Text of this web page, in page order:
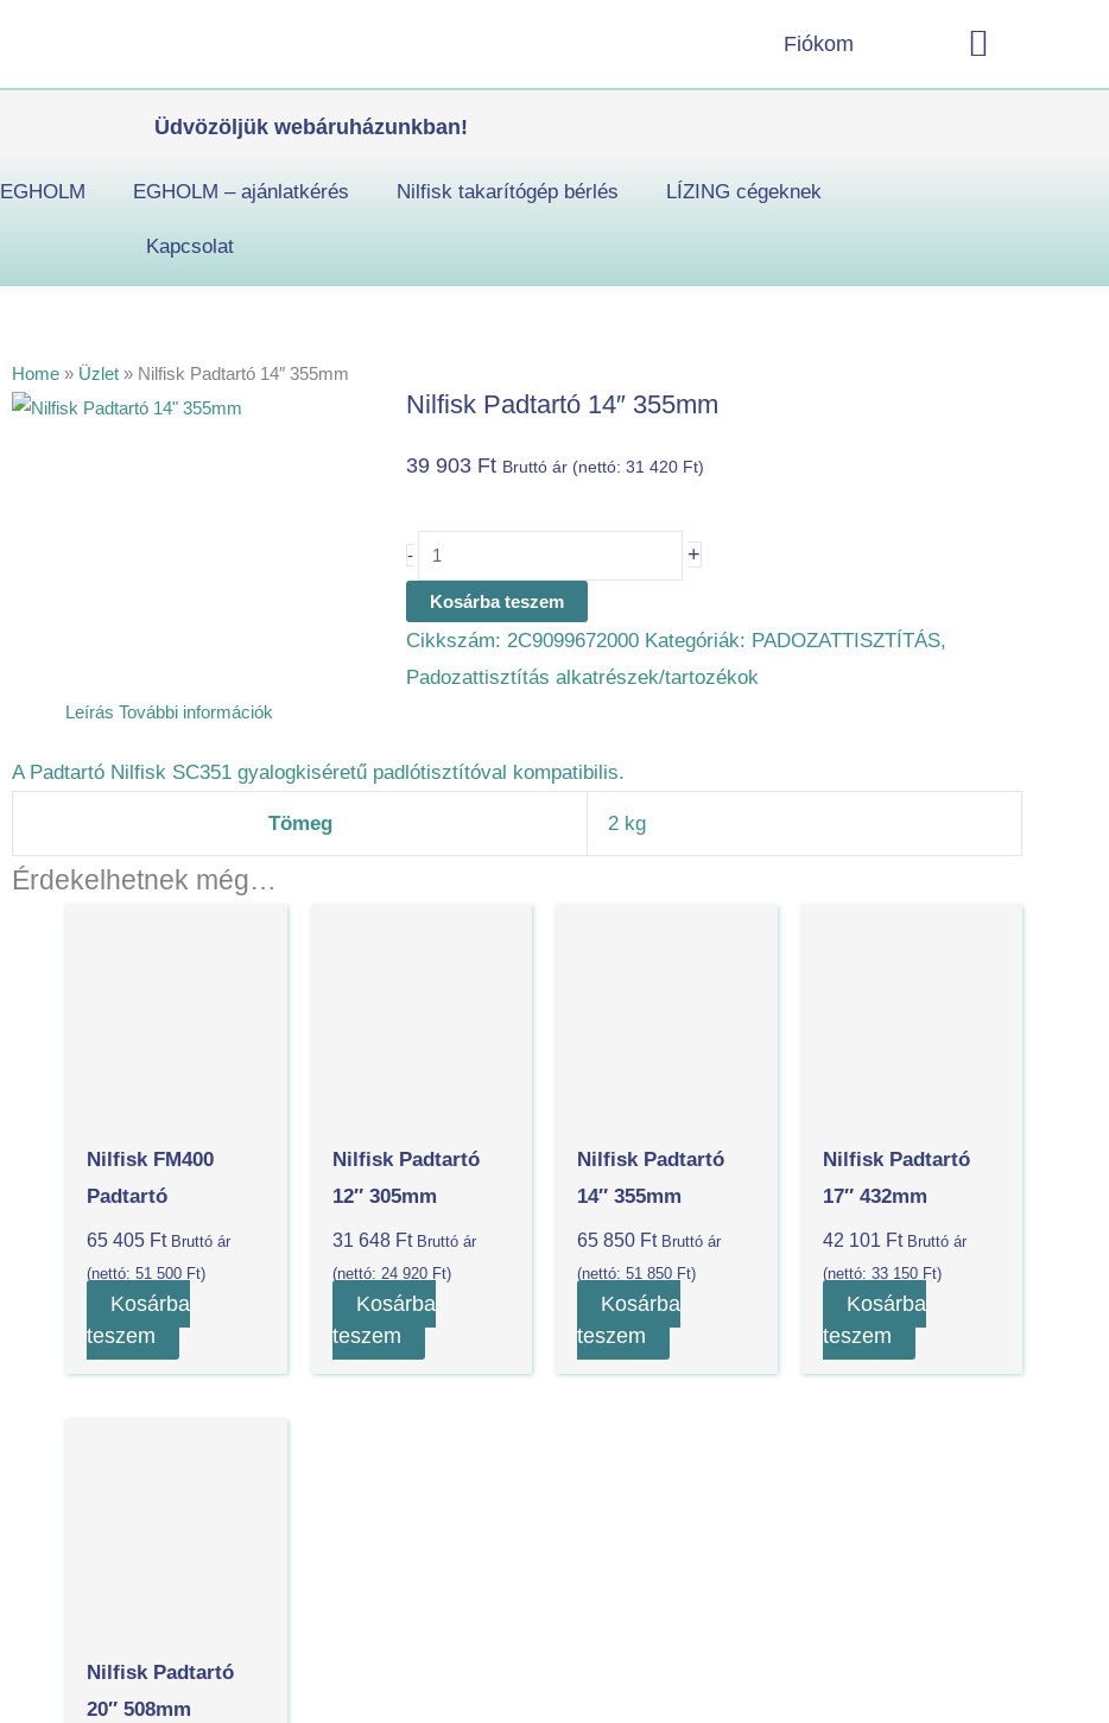
Fiókom Kosár
Üdvözöljük webáruházunkban!
EGHOLM EGHOLM – ajánlatkérés Nilfisk takarítógép bérlés LÍZING cégeknek
Kapcsolat
Home » Üzlet » Nilfisk Padtartó 14″ 355mm
Nilfisk Padtartó 14″ 355mm
39 903 Ft Bruttó ár (nettó: 31 420 Ft)
- +
Kosárba teszem
Cikkszám: 2C9099672000 Kategóriák: PADOZATTISZTÍTÁS,
Padozattisztítás alkatrészek/tartozékok
Leírás További információk
A Padtartó Nilfisk SC351 gyalogkiséretű padlótisztítóval kompatibilis.
Tömeg 2 kg
Érdekelhetnek még…
Nilfisk FM400
Padtartó
65 405 Ft Bruttó ár
(nettó: 51 500 Ft)
Kosárba
teszem
Nilfisk Padtartó
12″ 305mm
31 648 Ft Bruttó ár
(nettó: 24 920 Ft)
Kosárba
teszem
Nilfisk Padtartó
14″ 355mm
65 850 Ft Bruttó ár
(nettó: 51 850 Ft)
Kosárba
teszem
Nilfisk Padtartó
17″ 432mm
42 101 Ft Bruttó ár
(nettó: 33 150 Ft)
Kosárba
teszem
Nilfisk Padtartó
20″ 508mm